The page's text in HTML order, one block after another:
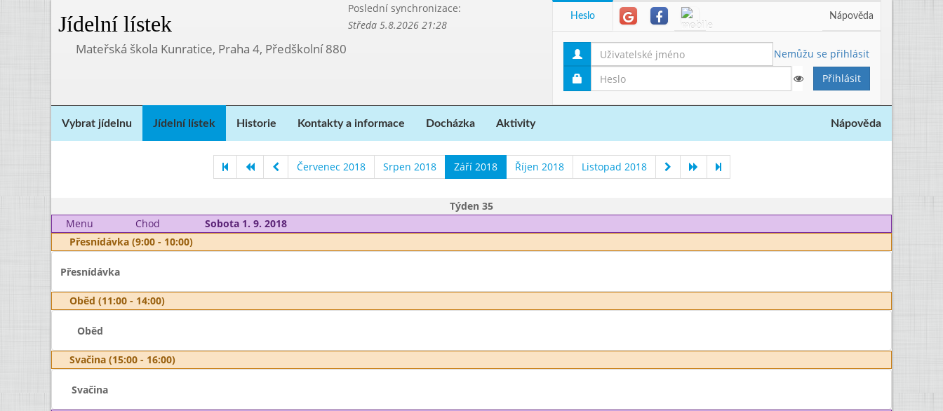
Jídelní lístek
Poslední synchronizace:
Středa 5.8.2026 21:28
Mateřská škola Kunratice, Praha 4, Předškolní 880
Heslo Nápověda
Nemůžu se přihlásit
Vybrat jídelnu Jídelní lístek Historie Kontakty a informace Docházka Aktivity Nápověda
Červenec 2018 Srpen 2018 Září 2018 Říjen 2018 Listopad 2018
Týden 35
Menu
Chod
Sobota 1. 9. 2018
Přesnídávka (9:00 - 10:00)
Přesnídávka
Oběd (11:00 - 14:00)
Oběd
Svačina (15:00 - 16:00)
Svačina